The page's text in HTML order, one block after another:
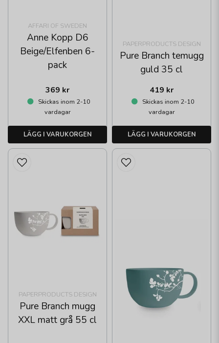
AFFARI OF SWEDEN
Anne Kopp D6
Beige/Elfenben 6-
pack
369 kr
Skickas inom 2-10
vardagar
LÄGG I VARUKORGEN
PAPERPRODUCTS DESIGN
Pure Branch temugg
guld 35 cl
419 kr
Skickas inom 2-10
vardagar
LÄGG I VARUKORGEN
PAPERPRODUCTS DESIGN
Pure Branch mugg
XXL matt grå 55 cl